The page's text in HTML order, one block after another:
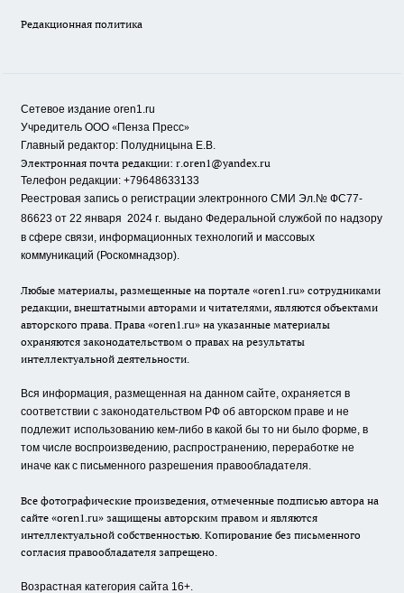
Редакционная политика
Сетевое издание oren1.ru
Учредитель ООО «Пенза Пресс»
Главный редактор: Полудницына Е.В.
Электронная почта редакции: r.oren1@yandex.ru
Телефон редакции: +79648633133
Реестровая запись о регистрации электронного СМИ Эл.№ ФС77-
86623 от 22 января 2024 г. выдано Федеральной службой по надзору
в сфере связи, информационных технологий и массовых
коммуникаций (Роскомнадзор).
Любые материалы, размещенные на портале «oren1.ru» сотрудниками
редакции, внештатными авторами и читателями, являются объектами
авторского права. Права «oren1.ru» на указанные материалы
охраняются законодательством о правах на результаты
интеллектуальной деятельности.
Вся информация, размещенная на данном сайте, охраняется в
соответствии с законодательством РФ об авторском праве и не
подлежит использованию кем-либо в какой бы то ни было форме, в
том числе воспроизведению, распространению, переработке не
иначе как с письменного разрешения правообладателя.
Все фотографические произведения, отмеченные подписью автора на
сайте «oren1.ru» защищены авторским правом и являются
интеллектуальной собственностью. Копирование без письменного
согласия правообладателя запрещено.
Возрастная категория сайта 16+.